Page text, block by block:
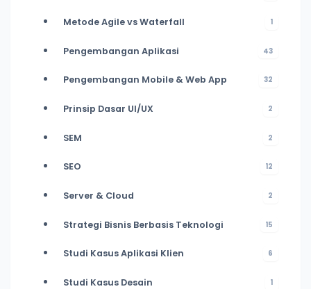
Metode Agile vs Waterfall 1
Pengembangan Aplikasi 43
Pengembangan Mobile & Web App 32
Prinsip Dasar UI/UX 2
SEM 2
SEO 12
Server & Cloud 2
Strategi Bisnis Berbasis Teknologi 15
Studi Kasus Aplikasi Klien 6
Studi Kasus Desain 1